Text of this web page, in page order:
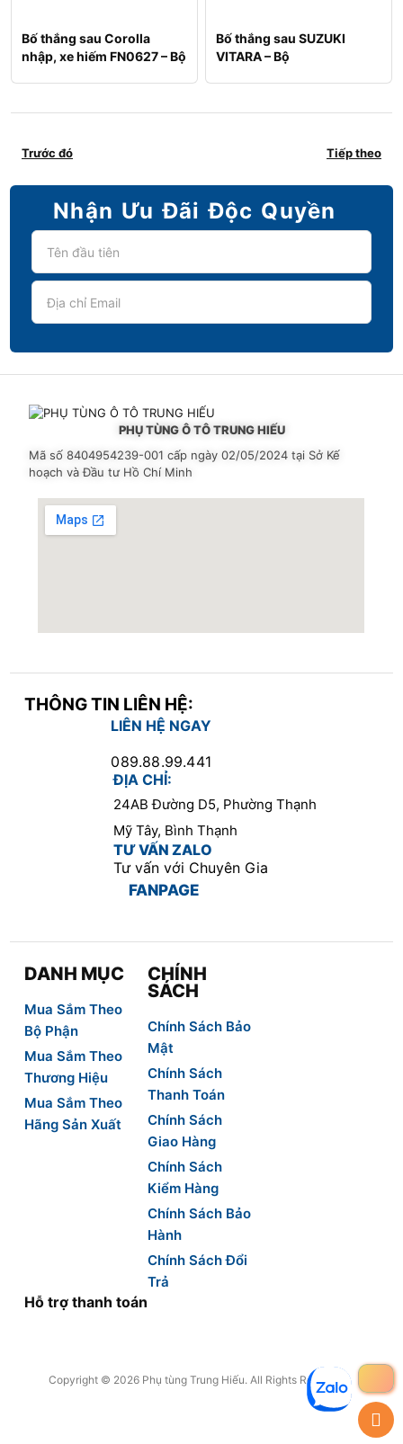
Bố thắng sau Corolla
nhập, xe hiếm FN0627 – Bộ
Bố thắng sau SUZUKI
VITARA – Bộ
Trước đó Tiếp theo
Nhận Ưu Đãi Độc Quyền
PHỤ TÙNG Ô TÔ TRUNG HIẾU
Mã số 8404954239-001cấp ngày 02/05/2024 tại Sở Kế
hoạch và Đầu tư Hồ Chí Minh
THÔNG TIN LIÊN HỆ:
LIÊN HỆ NGAY
089.88.99.441
ĐỊA CHỈ:
24AB Đường D5, Phường Thạnh
Mỹ Tây, Bình Thạnh
TƯ VẤN ZALO
Tư vấn với Chuyên Gia
FANPAGE
DANH MỤC
Mua Sắm Theo
Bộ Phận
Mua Sắm Theo
Thương Hiệu
Mua Sắm Theo
Hãng Sản Xuất
CHÍNH
SÁCH
Chính Sách Bảo
Mật
Chính Sách
Thanh Toán
Chính Sách
Giao Hàng
Chính Sách
Kiểm Hàng
Chính Sách Bảo
Hành
Chính Sách Đổi
Trả
Hỗ trợ thanh toán
Copyright © 2026 Phụ tùng Trung Hiếu. All Rights Reserved.